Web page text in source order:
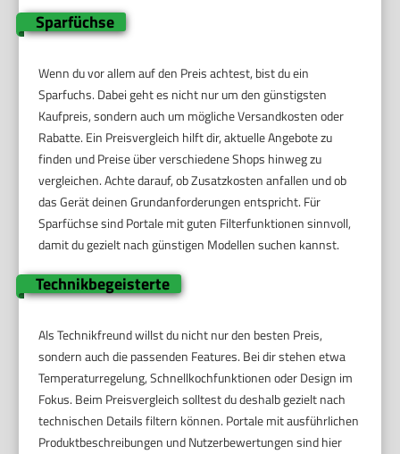
Sparfüchse
Wenn du vor allem auf den Preis achtest, bist du ein
Sparfuchs. Dabei geht es nicht nur um den günstigsten
Kaufpreis, sondern auch um mögliche Versandkosten oder
Rabatte. Ein Preisvergleich hilft dir, aktuelle Angebote zu
finden und Preise über verschiedene Shops hinweg zu
vergleichen. Achte darauf, ob Zusatzkosten anfallen und ob
das Gerät deinen Grundanforderungen entspricht. Für
Sparfüchse sind Portale mit guten Filterfunktionen sinnvoll,
damit du gezielt nach günstigen Modellen suchen kannst.
Technikbegeisterte
Als Technikfreund willst du nicht nur den besten Preis,
sondern auch die passenden Features. Bei dir stehen etwa
Temperaturregelung, Schnellkochfunktionen oder Design im
Fokus. Beim Preisvergleich solltest du deshalb gezielt nach
technischen Details filtern können. Portale mit ausführlichen
Produktbeschreibungen und Nutzerbewertungen sind hier